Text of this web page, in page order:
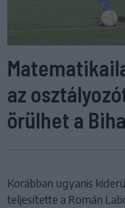
az
örülhet a
Korábban ugyanis
teljesítette a Román